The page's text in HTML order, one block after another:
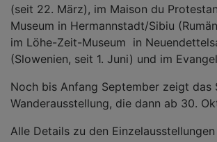
(seit 22. März), im Maison du
Museum in Hermannstadt/Sibiu
im Löhe-Zeit-Museum in
(Slowenien, seit 1. Juni) und im
Noch bis Anfang September zeigt das
Wanderausstellung, die dann ab 30.
Alle Details zu den